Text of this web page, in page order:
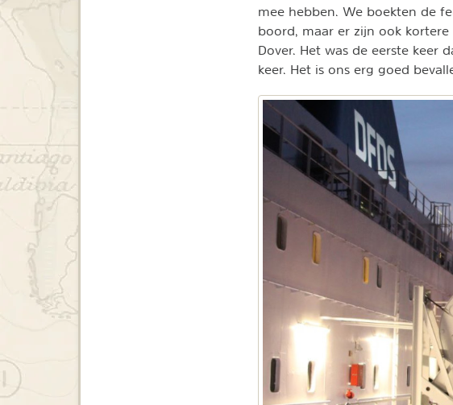
mee hebben. We boekten de
boord, maar er zijn ook kortere
Dover. Het was de eerste keer
keer. Het is ons erg goed